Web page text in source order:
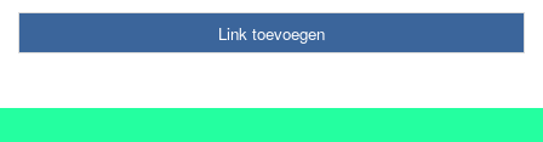
Link toevoegen